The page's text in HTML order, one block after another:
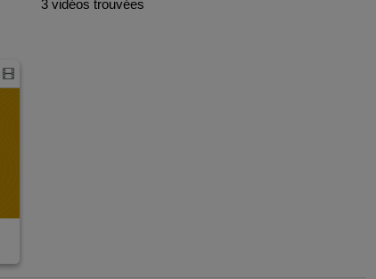
3 vidéos trouvées